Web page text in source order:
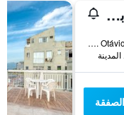
ريدي آندري بلازا سالفادور
Av. Otávio Mangabeira, 4581, سلفادور, البرازيل